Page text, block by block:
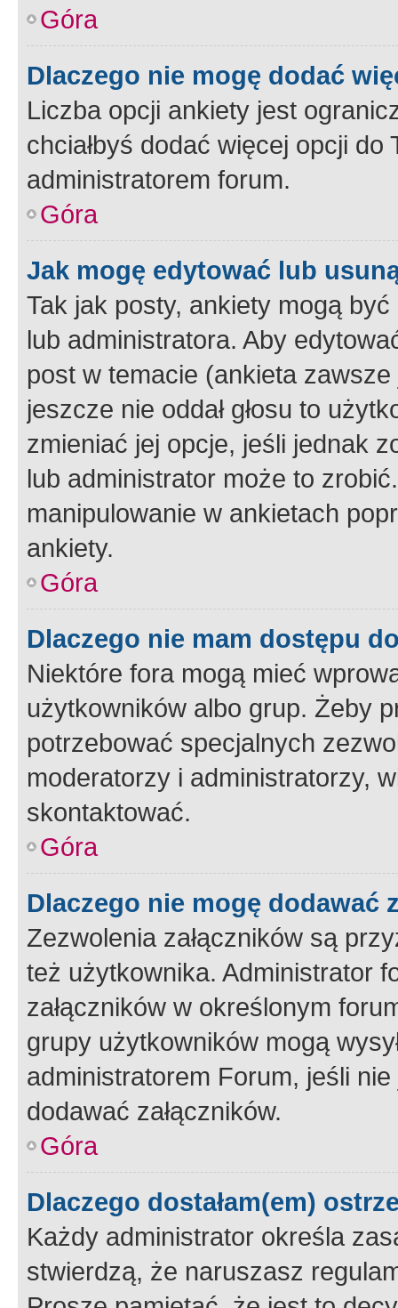
Góra
Dlaczego nie mogę dodać
Liczba opcji ankiety jest
chciałbyś dodać więcej opcji
administratorem forum.
Góra
Jak mogę edytować lub
Tak jak posty, ankiety mogą
lub administratora. Aby
post w temacie (ankieta
jeszcze nie oddał głosu to
zmieniać jej opcje, jeśli jednak
lub administrator może to
manipulowanie w ankietach
ankiety.
Góra
Dlaczego nie mam dostępu
Niektóre fora mogą mieć
użytkowników albo grup. Żeby
potrzebować specjalnych
moderatorzy i administratorzy,
skontaktować.
Góra
Dlaczego nie mogę dodawać
Zezwolenia załączników są
też użytkownika. Administrator
załączników w określonym
grupy użytkowników mogą
administratorem Forum, jeśli
dodawać załączników.
Góra
Dlaczego dostałam(em)
Każdy administrator określa
stwierdzą, że naruszasz